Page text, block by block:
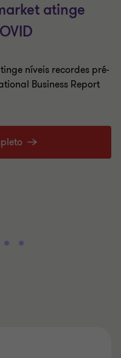
atinge
níveis recordes pré-
Business Report